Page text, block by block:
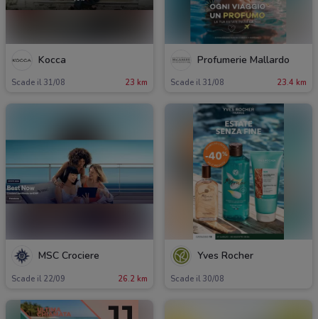
Kocca
Scade il 31/08 23 km
Profumerie Mallardo
Scade il 31/08 23.4 km
MSC Crociere
Scade il 22/09 26.2 km
Yves Rocher
Scade il 30/08